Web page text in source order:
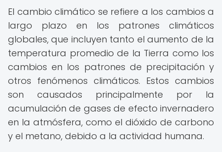
El cambio climático se refiere a los cambios a
largo plazo en los patrones climáticos
globales, que incluyen tanto el aumento de la
temperatura promedio de la Tierra como los
cambios en los patrones de precipitación y
otros fenómenos climáticos. Estos cambios
son causados principalmente por la
acumulación de gases de efecto invernadero
en la atmósfera, como el dióxido de carbono
y el metano, debido a la actividad humana.